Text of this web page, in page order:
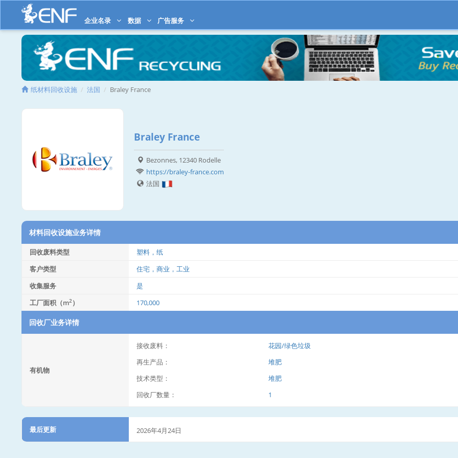
企业名录 数据 广告服务
纸材料回收设施 法国 Braley France
Braley France
Bezonnes, 12340 Rodelle
https://braley-france.com
法国
材料回收设施业务详情
回收废料类型
塑料，纸
客户类型
住宅，商业，工业
收集服务
是
工厂面积（m2） 170,000
回收厂业务详情
有机物
接收废料：
花园/绿色垃圾
再生产品：
堆肥
技术类型：
堆肥
回收厂数量：
1
最后更新 2026年4月24日